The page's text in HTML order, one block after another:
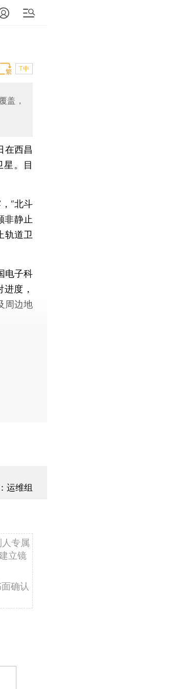
T中
盖，
在西昌
星。目
“北斗
非静止
轨道卫
电子科
度，
周边地
运维组
专属
立镜
面确认